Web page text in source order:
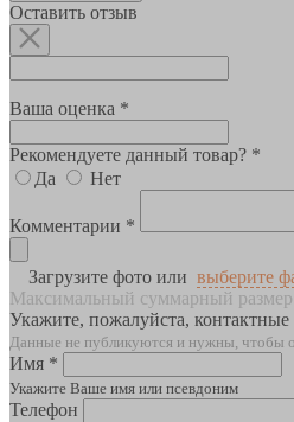
Оставить отзыв
Ваша оценка *
Рекомендуете данный товар? *
Да
Нет
Комментарии *
Загрузите фото или выберите
Максимальный суммарный
Укажите, пожалуйста,
Данные не публикуются и нужны, чтобы
Имя *
Укажите Ваше имя или псевдоним
Телефон